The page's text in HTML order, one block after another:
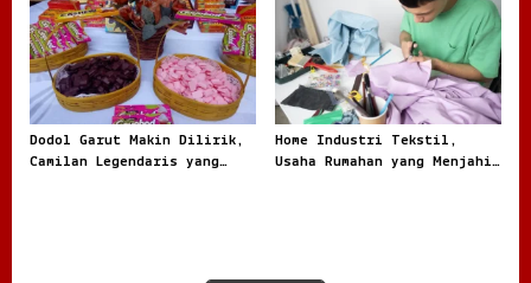
Dodol Garut Makin Dilirik,
Camilan Legendaris yang
Home Industri Tekstil,
Usaha Rumahan yang Menjahit